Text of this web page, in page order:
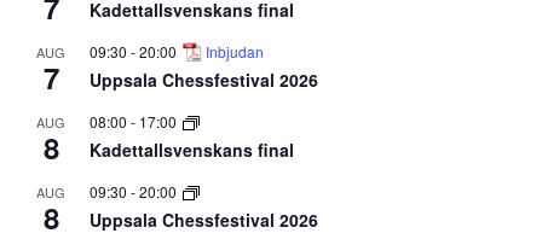
Kadettallsvenskans final
AUG
7
09:30 -20:00 Inbjudan
Uppsala Chessfestival 2026
AUG
8
08:00 - 17:00
Kadettallsvenskans final
AUG
8
09:30 -20:00
Uppsala Chessfestival 2026